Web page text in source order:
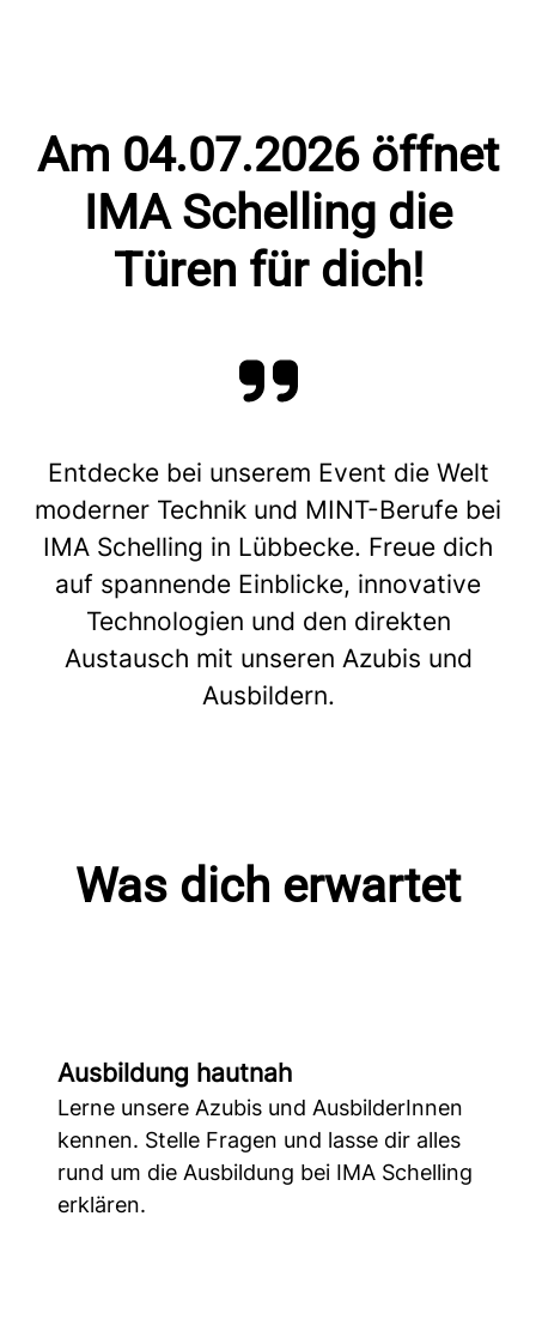
Am 04.07.2026 öffnet
IMA Schelling die
Türen für dich!
Entdecke bei unserem Event die Welt
moderner Technik und MINT-Berufe bei
IMA Schelling in Lübbecke. Freue dich
auf spannende Einblicke, innovative
Technologien und den direkten
Austausch mit unseren Azubis und
Ausbildern.
Was dich erwartet
Ausbildung hautnah
Lerne unsere Azubis und AusbilderInnen
kennen. Stelle Fragen und lasse dir alles
rund um die Ausbildung bei IMA Schelling
erklären.